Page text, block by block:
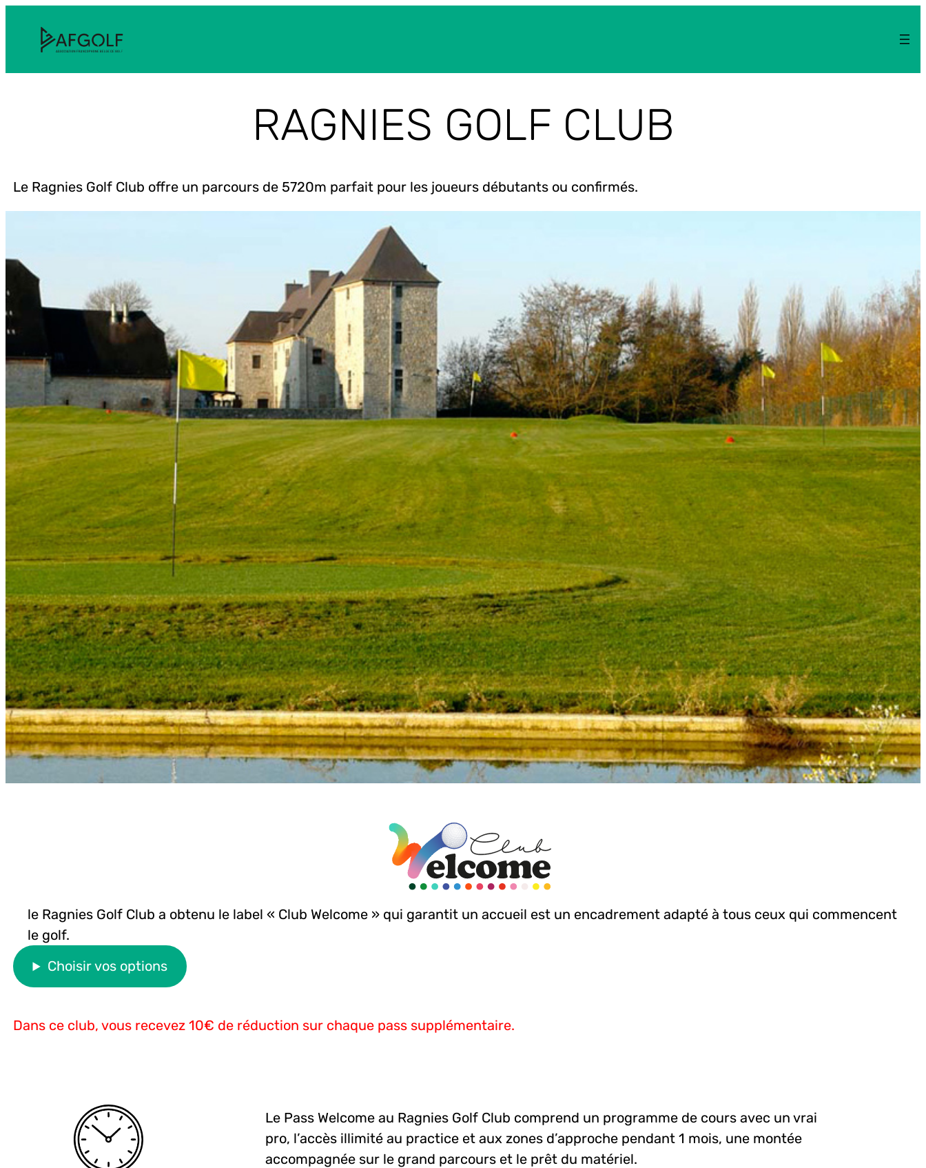
contenu
RAGNIES GOLF CLUB
Le Ragnies Golf Club offre un parcours de 5720m parfait pour les joueurs débutants ou confirmés.
le Ragnies Golf Club a obtenu le label « Club Welcome » qui garantit un accueil est un encadrement adapté à tous ceux qui commencent
le golf.
Choisir vos options
Dans ce club, vous recevez 10€ de réduction sur chaque pass supplémentaire.
Le Pass Welcome au Ragnies Golf Club comprend un programme de cours avec un vrai
pro, l’accès illimité au practice et aux zones d’approche pendant 1 mois, une montée
accompagnée sur le grand parcours et le prêt du matériel.